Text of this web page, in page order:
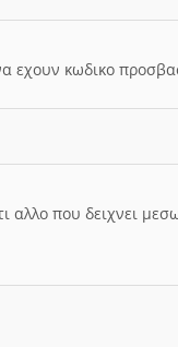
εχουν κωδικο
αλλο που δειχνει